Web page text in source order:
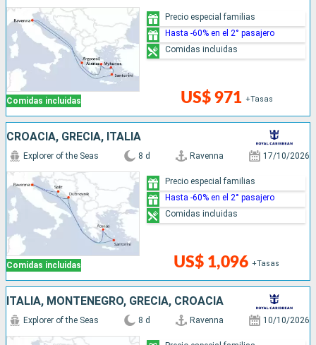
Comidas incluidas US$ 971 +Tasas
Precio especial familias
Hasta -60% en el 2° pasajero
Comidas incluidas
CROACIA, GRECIA, ITALIA
Comidas incluidas
Explorer of the Seas 8 d Ravenna 17/10/2026
US$ 1,096 +Tasas
Precio especial familias
Hasta -60% en el 2° pasajero
Comidas incluidas
ITALIA, MONTENEGRO, GRECIA, CROACIA
Explorer of the Seas 8 d Ravenna 10/10/2026